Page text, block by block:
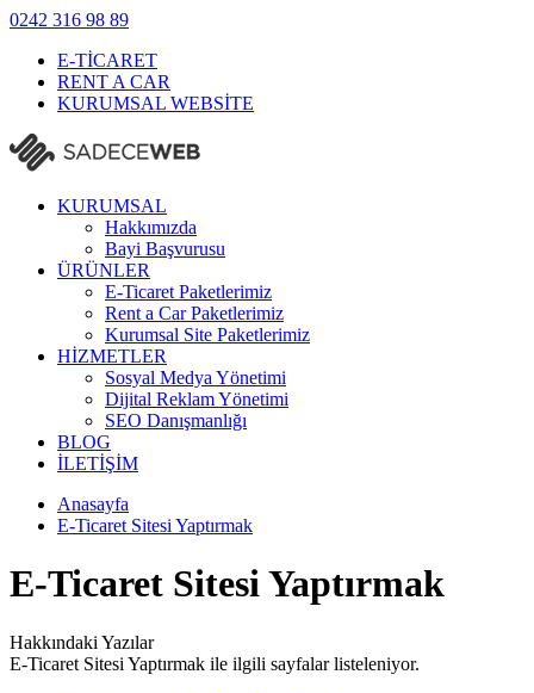
0242 316 98 89
E-TİCARET
RENT A CAR
KURUMSAL WEBSİTE
KURUMSAL
Hakkımızda
Bayi Başvurusu
ÜRÜNLER
E-Ticaret Paketlerimiz
Rent a Car Paketlerimiz
Kurumsal Site Paketlerimiz
HİZMETLER
Sosyal Medya Yönetimi
Dijital Reklam Yönetimi
SEO Danışmanlığı
BLOG
İLETİŞİM
Anasayfa
E-Ticaret Sitesi Yaptırmak
E-Ticaret Sitesi Yaptırmak
Hakkındaki Yazılar
E-Ticaret Sitesi Yaptırmak ile ilgili sayfalar listeleniyor.